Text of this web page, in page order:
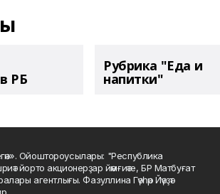
РБ
Рубрика "Еда и
напитки"
Ойоштороусылары: "Республика
йорто акционерҙар йәмғиәте, БР Матбуғат
агентлығы. Фазуллина Гәүһәр Йәүҙәт